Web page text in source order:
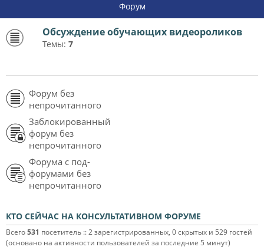
Форум
Обсуждение обучающих видеороликов
Темы: 7
Форум без
непрочитанного
Заблокированный
форум без
непрочитанного
Форума с под-
форумами без
непрочитанного
КТО СЕЙЧАС НА КОНСУЛЬТАТИВНОМ ФОРУМЕ
Всего531 посетитель :: 2 зарегистрированных, 0 скрытых и 529 гостей
(основано на активности пользователей за последние 5 минут)